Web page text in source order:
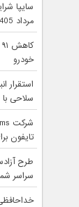
مرداد 1405 اعلام کرد
خودرو
سلاحی
تایفون
طرح
سراسر
خداحافظی